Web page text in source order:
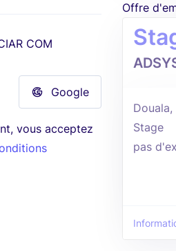
COM
Google
vous acceptez
Offre
Stage
pas